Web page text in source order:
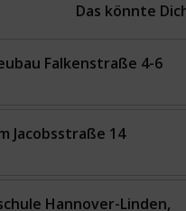
Das könnte
Falkenstraße 4-6
Jacobsstraße 14
Hannover-Linden,